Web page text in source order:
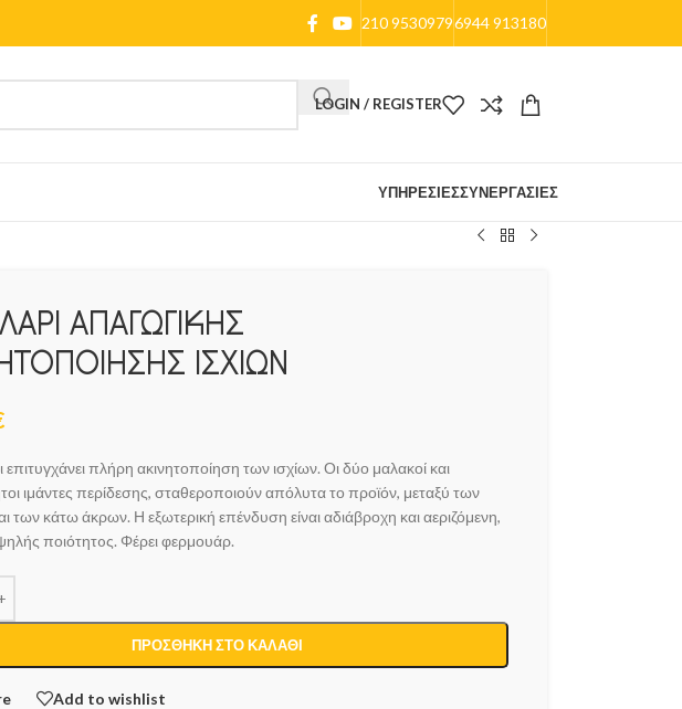
210 95309796944 913180
LOGIN / REGISTER
ΥΠΗΡΕΣΊΕΣΣΥΝΕΡΓΑΣΊΕΣ
ΑΠΑΓΩΓΙΚΗΣ
ΙΣΧΙΩΝ
επιτυγχάνει πλήρη ακινητοποίηση των ισχίων. Οι δύο μαλακοί και
ιμάντες περίδεσης, σταθεροποιούν απόλυτα το προϊόν, μεταξύ των
των κάτω άκρων. Η εξωτερική επένδυση είναι αδιάβροχη και αεριζόμενη,
ποιότητoς. Φέρει φερμουάρ.
ΠΡΟΣΘΉΚΗ ΣΤΟ ΚΑΛΆΘΙ
Add to wishlist